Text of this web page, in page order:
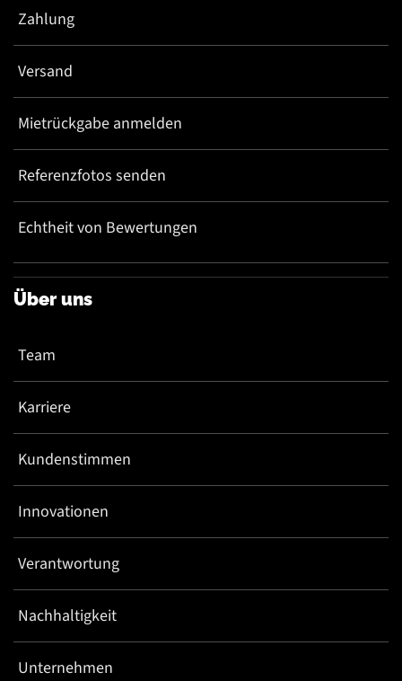
Zahlung
Versand
Mietrückgabe anmelden
Referenzfotos senden
Echtheit von Bewertungen
Über uns
Team
Karriere
Kundenstimmen
Innovationen
Verantwortung
Nachhaltigkeit
Unternehmen